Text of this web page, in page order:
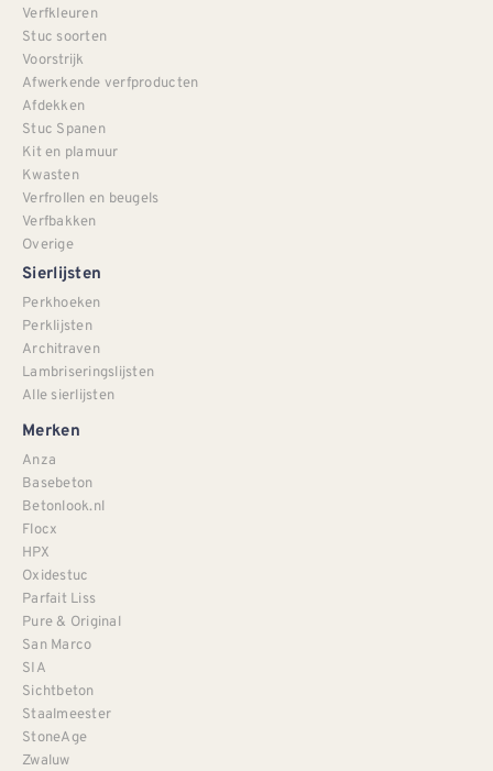
Verfkleuren
Stuc soorten
Voorstrijk
Afwerkende verfproducten
Afdekken
Stuc Spanen
Kit en plamuur
Kwasten
Verfrollen en beugels
Verfbakken
Overige
Sierlijsten
Perkhoeken
Perklijsten
Architraven
Lambriseringslijsten
Alle sierlijsten
Merken
Anza
Basebeton
Betonlook.nl
Flocx
HPX
Oxidestuc
Parfait Liss
Pure & Original
San Marco
SIA
Sichtbeton
Staalmeester
StoneAge
Zwaluw